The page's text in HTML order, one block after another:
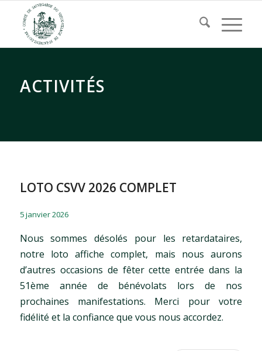
ACTIVITÉS
LOTO CSVV 2026 COMPLET
5 janvier 2026
Nous sommes désolés pour les retardataires,
notre loto affiche complet, mais nous aurons
d’autres occasions de fêter cette entrée dans la
51ème année de bénévolats lors de nos
prochaines manifestations. Merci pour votre
fidélité et la confiance que vous nous accordez.